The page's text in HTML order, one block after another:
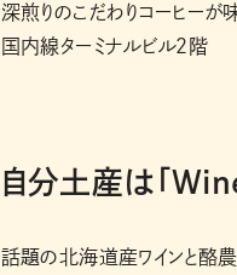
深煎りのこだわりコーヒーが
国内線ターミナルビル２階
自分土産は「
話題の北海道産ワインと酪農